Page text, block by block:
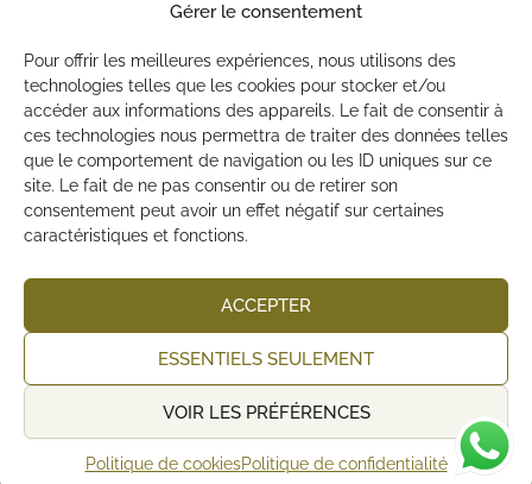
Gérer le consentement
Pour offrir les meilleures expériences, nous utilisons des
technologies telles que les cookies pour stocker et/ou
accéder aux informations des appareils. Le fait de consentir à
ces technologies nous permettra de traiter des données telles
que le comportement de navigation ou les ID uniques sur ce
site. Le fait de ne pas consentir ou de retirer son
consentement peut avoir un effet négatif sur certaines
caractéristiques et fonctions.
ACCEPTER
ESSENTIELS SEULEMENT
VOIR LES PRÉFÉRENCES
Politique de cookiesPolitique de confidentialité
Contact
LÉGAL
Mentions légales
Politique de confidentialité
Conditions générales de vente
Expéditions et retours
© 2026 Mas Montseny. Tous droits réservés.